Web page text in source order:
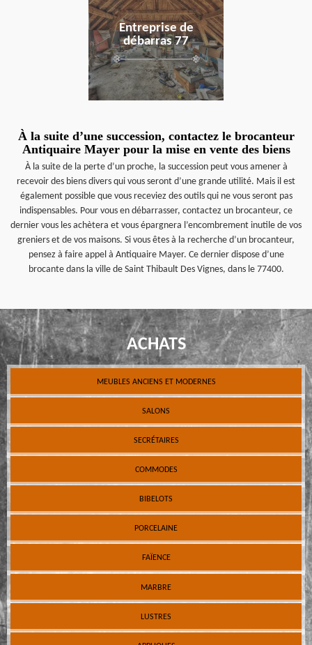
Entreprise de
débarras 77
À la suite d’une succession, contactez le brocanteur
Antiquaire Mayer pour la mise en vente des biens
À la suite de la perte d’un proche, la succession peut vous amener à
recevoir des biens divers qui vous seront d’une grande utilité. Mais il est
également possible que vous receviez des outils qui ne vous seront pas
indispensables. Pour vous en débarrasser, contactez un brocanteur, ce
dernier vous les achètera et vous épargnera l’encombrement inutile de vos
greniers et de vos maisons. Si vous êtes à la recherche d’un brocanteur,
pensez à faire appel à Antiquaire Mayer. Ce dernier dispose d’une
brocante dans la ville de Saint Thibault Des Vignes, dans le 77400.
ACHATS
MEUBLES ANCIENS ET MODERNES
SALONS
SECRÉTAIRES
COMMODES
BIBELOTS
PORCELAINE
FAÏENCE
MARBRE
LUSTRES